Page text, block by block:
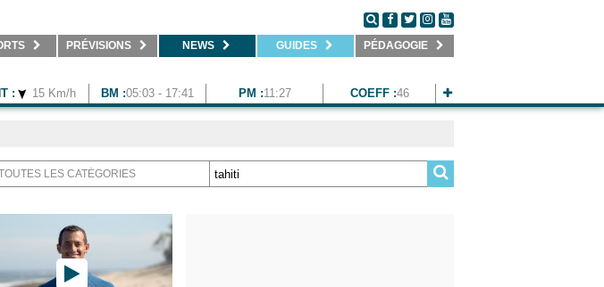
PRÉVISIONS NEWS GUIDES PÉDAGOGIE
: 15 Km/h BM :05:03 - 17:41 PM :11:27 COEFF :46